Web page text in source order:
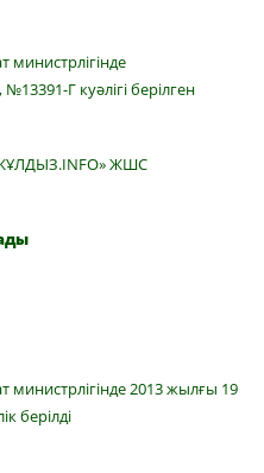
министрлігінде
Г куәлігі берілген
ЖШС
министрлігінде 2013 жылғы 19
берілді